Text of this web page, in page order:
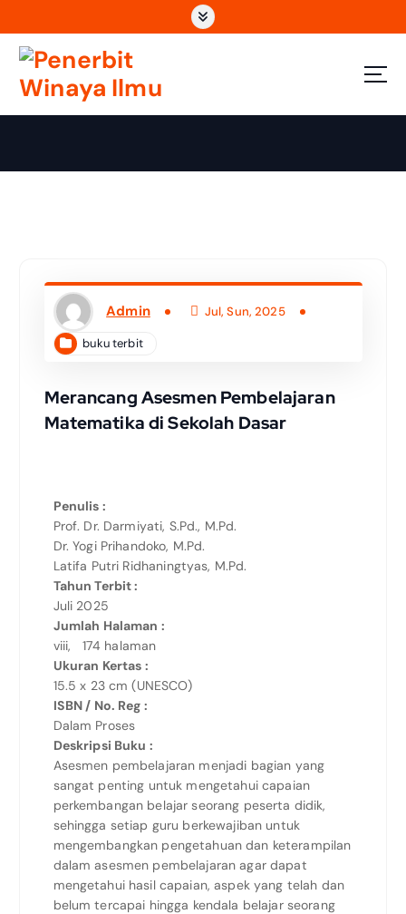
Wahana Insan Berkarya & Berbagi Ilmu
Admin Jul, Sun, 2025
buku terbit
Merancang Asesmen Pembelajaran
Matematika di Sekolah Dasar
Penulis :
Prof. Dr. Darmiyati, S.Pd., M.Pd.
Dr. Yogi Prihandoko, M.Pd.
Latifa Putri Ridhaningtyas, M.Pd.
Tahun Terbit :
Juli 2025
Jumlah Halaman :
viii, 174 halaman
Ukuran Kertas :
15.5 x 23 cm (UNESCO)
ISBN / No. Reg :
Dalam Proses
Deskripsi Buku :
Asesmen pembelajaran menjadi bagian yang
sangat penting untuk mengetahui capaian
perkembangan belajar seorang peserta didik,
sehingga setiap guru berkewajiban untuk
mengembangkan pengetahuan dan keterampilan
dalam asesmen pembelajaran agar dapat
mengetahui hasil capaian, aspek yang telah dan
belum tercapai hingga kendala belajar seorang